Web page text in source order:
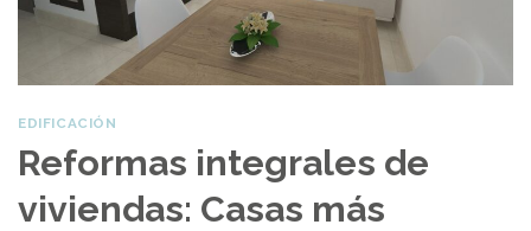
EDIFICACIÓN
Reformas integrales de
viviendas: Casas más